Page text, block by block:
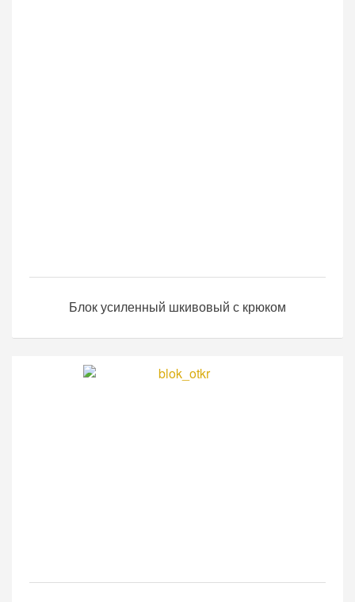
Блок усиленный шкивовый с крюком